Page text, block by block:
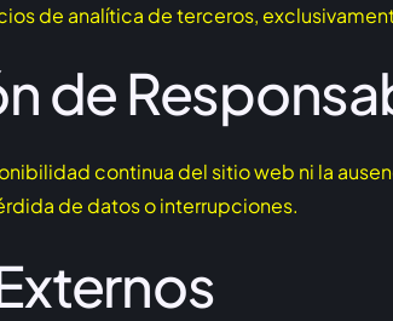
de analítica de terceros,
de
continua del sitio web ni la
de datos o interrupciones.